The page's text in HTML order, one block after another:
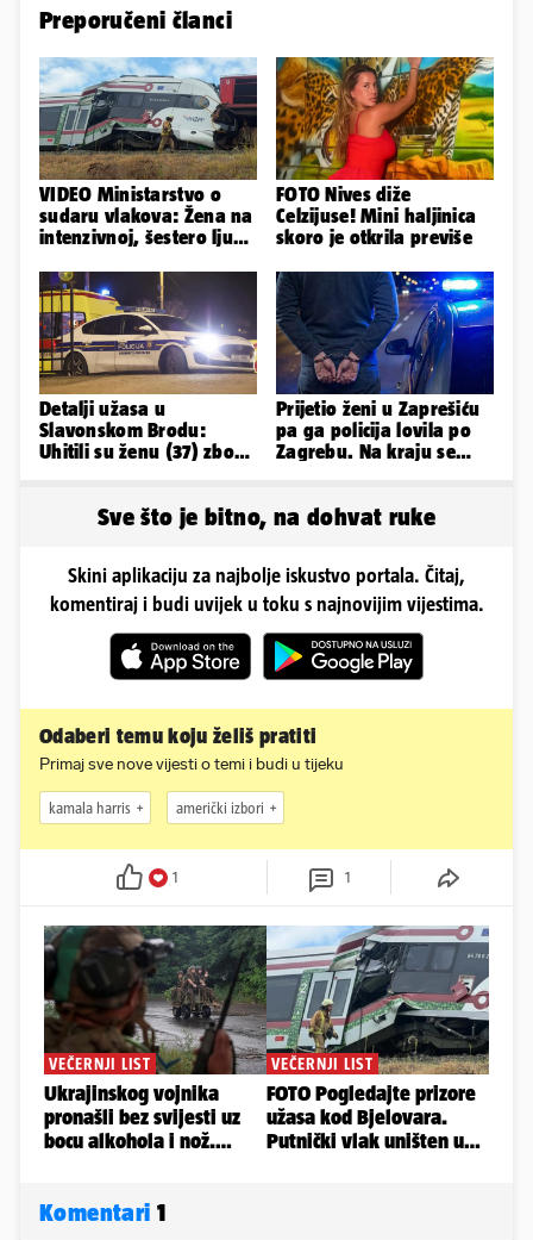
Preporučeni članci
VIDEO Ministarstvo o
sudaru vlakova: Žena na
intenzivnoj, šestero ljudi
FOTO Nives diže
Celzijuse! Mini haljinica
skoro je otkrila previše
Detalji užasa u
Slavonskom Brodu:
Uhitili su ženu (37) zbog
Prijetio ženi u Zaprešiću
pa ga policija lovila po
Zagrebu. Na kraju se
Sve što je bitno, na dohvat ruke
Skini aplikaciju za najbolje iskustvo portala. Čitaj,
komentiraj i budi uvijek u toku s najnovijim vijestima.
Odaberi temu koju želiš pratiti
Primaj sve nove vijesti o temi i budi u tijeku
kamala harris američki izbori
1 1
Komentari 1